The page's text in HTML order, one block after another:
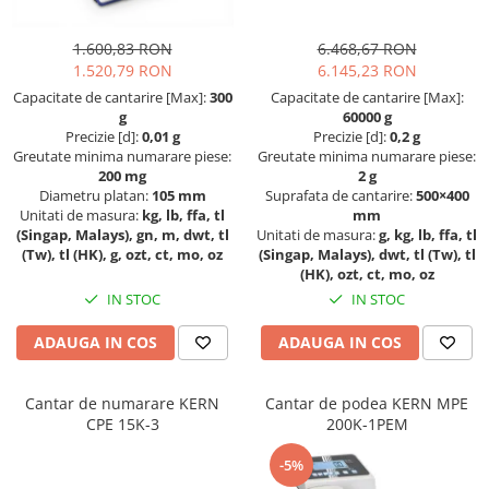
OIML F2
OIML M1
OIML M2
OIML M3
Greutati individuale
OIML E1
OIML E2
OIML F1
OIML M2
Greutati newtoniene
Bare suport
Masurare forta
Bacuri cu surub
Masurarea fortei - Digital
Masurarea mecanica a fortei
Testere pietre funerare
Masurare cuplu
Masurare cuplu pentru capace cu
filet
Masurare cuplu pentru scule
Masurarea grosimii stratului -
Digital
Masurarea grosimii materialului
Metoda Pulse-Echo
Elemente de protectie
Imprimante
Ionizatoare
Kit pentru determinarea densitatii
Masa de cantarire
Modul de interfatare
Placi etalon
Platforme de cantarire
Set calibrare temperatura
Suporti
Tije pentru inaltime
Foot switches
1.600,83 RON
1.520,79 RON
Capacitate de cantarire [Max]:300
g
Precizie [d]:0,01 g
Greutate minima numarare piese:
200 mg
Diametru platan: 105 mm
Unitati de masura: kg, lb, ffa, tl
(Singap, Malays), gn, m, dwt, tl
(Tw), tl (HK), g, ozt, ct, mo, oz
IN STOC
ADAUGA IN COS
6.468,67 RON
6.145,23 RON
Capacitate de cantarire [Max]:
60000 g
Precizie [d]:0,2 g
Greutate minima numarare piese:
2 g
Suprafata de cantarire:500×400
mm
Unitati de masura:g, kg, lb, ffa, tl
(Singap, Malays), dwt, tl (Tw), tl
(HK), ozt, ct, mo, oz
IN STOC
ADAUGA IN COS
Cantar de numarare KERN
CPE 15K-3
Cantar de podea KERN MPE
200K-1PEM
-5%